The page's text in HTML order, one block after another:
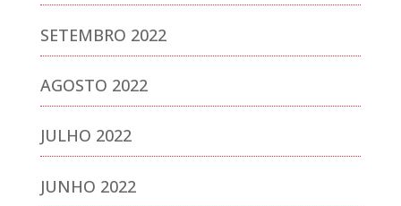
SETEMBRO 2022
AGOSTO 2022
JULHO 2022
JUNHO 2022